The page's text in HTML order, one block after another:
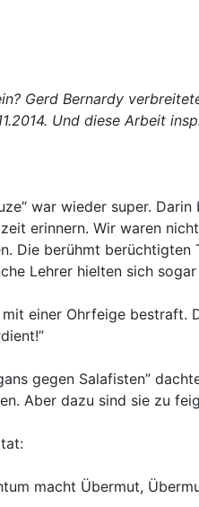
Gerd Bernardy
Und diese Arbeit
war wieder super.
erinnern. Wir waren
Die berühmt berüchtigten
Lehrer hielten sich
einer Ohrfeige
gegen Salafisten”
Aber dazu sind sie zu
macht Übermut,